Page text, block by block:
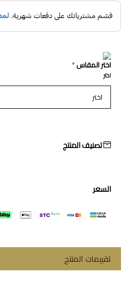
اختر المقاس*
اختر
تصنيف المنتج
السعر
تقييمات المنتج